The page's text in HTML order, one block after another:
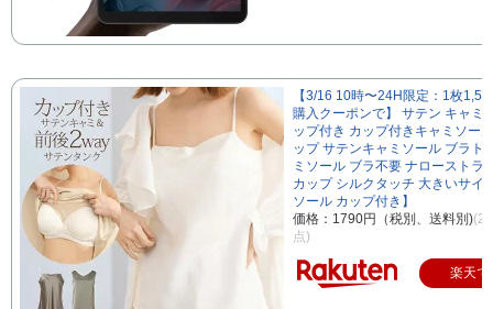
【3/16 10時〜24H限定：1枚
購入クーポンで】 サテン キャミ
ップ付き カップ付きキャミソー
ップ サテンキャミソール ブラト
ミソール ブラ不要 ナローストラ
カップ シルクタッチ 大きいサイ
ソール カップ付き】
価格：1790円（税別、送料別)
点)
楽天で